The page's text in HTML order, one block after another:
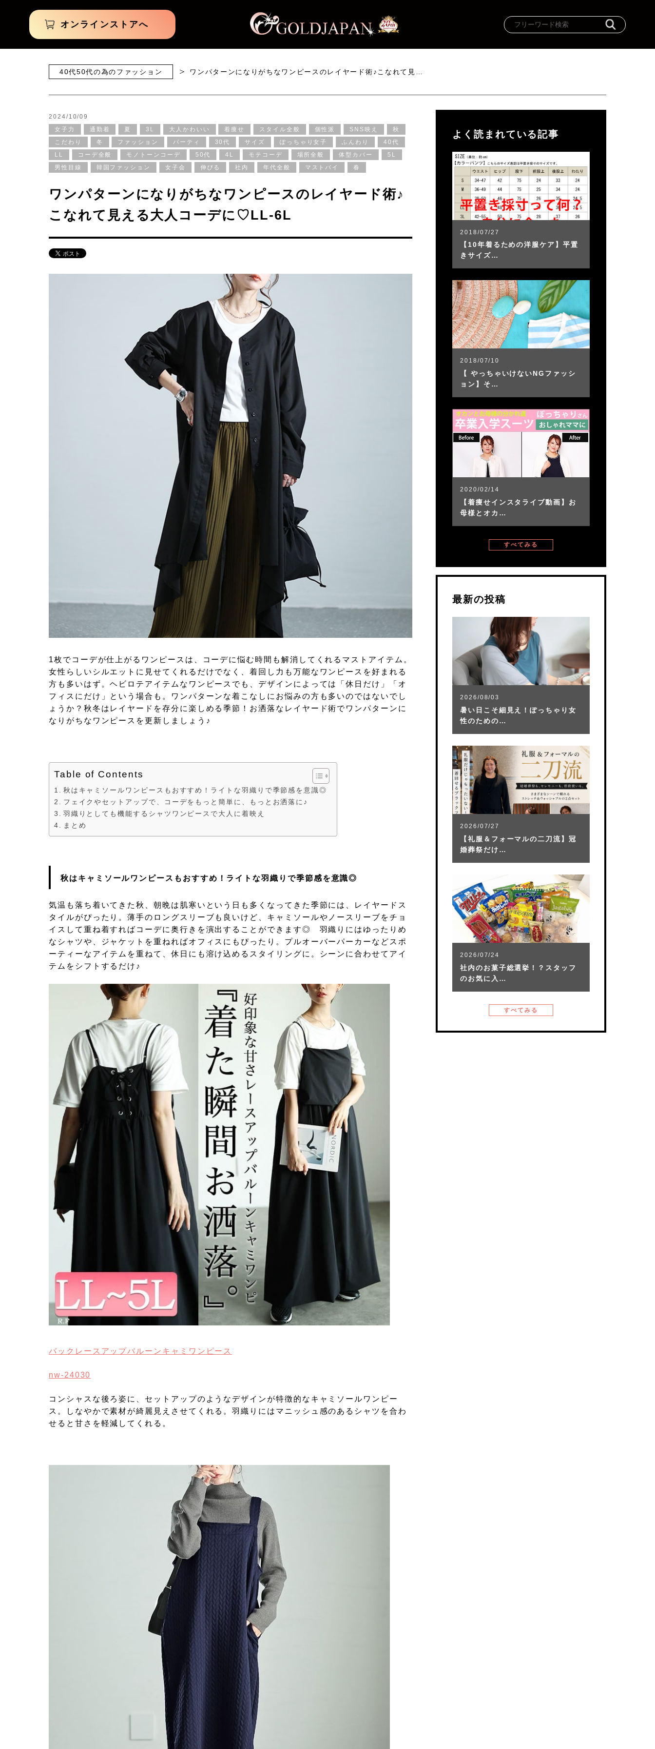
オンラインストアへ
40代50代の為のファッション ワンパターンになりがちなワンピースのレイヤード術♪こなれて見…
2024/10/09
女子力
通勤着 夏 3L 大人かわいい 着痩せ スタイル全般 個性派 SNS映え
秋
こだわり
冬 ファッション パーティ 30代 サイズ ぽっちゃり女子 ふんわり
40代
LL
コーデ全般 モノトーンコーデ 50代 4L モテコーデ 場所全般 体型カバー
5L
男性目線
韓国ファッション 女子会 伸びる 社内 年代全般 マストバイ 春
ワンパターンになりがちなワンピースのレイヤード術♪
こなれて見える大人コーデに♡LL-6L
1枚でコーデが仕上がるワンピースは、コーデに悩む時間も解消してくれるマストアイテム。
女性らしいシルエットに見せてくれるだけでなく、着回し力も万能なワンピースを好まれる
方も多いはず。ヘビロテアイテムなワンピースでも、デザインによっては「休日だけ」「オ
フィスにだけ」という場合も。ワンパターンな着こなしにお悩みの方も多いのではないでし
ょうか？秋冬はレイヤードを存分に楽しめる季節！お洒落なレイヤード術でワンパターンに
なりがちなワンピースを更新しましょう♪
Table of Contents
秋はキャミソールワンピースもおすすめ！ライトな羽織りで季節感を意識◎
フェイクやセットアップで、コーデをもっと簡単に、もっとお洒落に♪
羽織りとしても機能するシャツワンピースで大人に着映え
まとめ
秋はキャミソールワンピースもおすすめ！ライトな羽織りで季節感を意識◎
気温も落ち着いてきた秋、朝晩は肌寒いという日も多くなってきた季節には、レイヤードス
タイルがぴったり。薄手のロングスリーブも良いけど、キャミソールやノースリーブをチョ
イスして重ね着すればコーデに奥行きを演出することができます◎ 羽織りにはゆったりめ
なシャツや、ジャケットを重ねればオフィスにもぴったり。プルオーバーパーカーなどスポ
ーティーなアイテムを重ねて、休日にも溶け込めるスタイリングに。シーンに合わせてアイ
テムをシフトするだけ♪
バックレースアップバルーンキャミワンピース
nw-24030
コンシャスな後ろ姿に、セットアップのようなデザインが特徴的なキャミソールワンピー
ス。しなやかで素材が綺麗見えさせてくれる。羽織りにはマニッシュ感のあるシャツを合わ
せると甘さを軽減してくれる。
よく読まれている記事
2018/07/27
【10年着るための洋服ケア】平置
きサイズ…
2018/07/10
【 やっちゃいけないNGファッシ
ョン】そ…
2020/02/14
【着痩せインスタライブ動画】お
母様とオカ…
すべてみる
最新の投稿
2026/08/03
暑い日こそ細見え！ぽっちゃり女
性のための…
2026/07/27
【礼服＆フォーマルの二刀流】冠
婚葬祭だけ…
2026/07/24
社内のお菓子総選挙！？スタッフ
のお気に入…
すべてみる